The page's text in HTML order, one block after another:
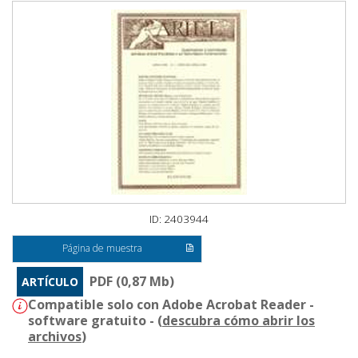
ID: 2403944
Página de muestra
ARTÍCULO
PDF (0,87 Mb)
Compatible solo con Adobe Acrobat Reader -
software gratuito - (descubra cómo abrir los
archivos)